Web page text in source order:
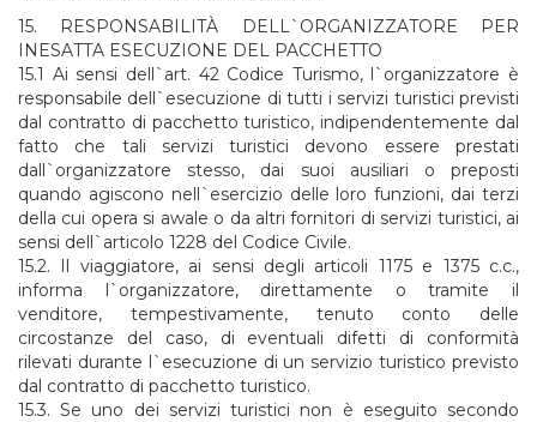
15. RESPONSABILITÀ DELL`ORGANIZZATORE PER
INESATTA ESECUZIONE DEL PACCHETTO
15.1 Ai sensi dell`art. 42 Codice Turismo, l`organizzatore è
responsabile dell`esecuzione di tutti i servizi turistici previsti
dal contratto di pacchetto turistico, indipendentemente dal
fatto che tali servizi turistici devono essere prestati
dall`organizzatore stesso, dai suoi ausiliari o preposti
quando agiscono nell`esercizio delle loro funzioni, dai terzi
della cui opera si awale o da altri fornitori di servizi turistici, ai
sensi dell`articolo 1228 del Codice Civile.
15.2. Il viaggiatore, ai sensi degli articoli 1175 e 1375 c.c.,
informa l`organizzatore, direttamente o tramite il
venditore, tempestivamente, tenuto conto delle
circostanze del caso, di eventuali difetti di conformità
rilevati durante l`esecuzione di un servizio turistico previsto
dal contratto di pacchetto turistico.
15.3. Se uno dei servizi turistici non è eseguito secondo